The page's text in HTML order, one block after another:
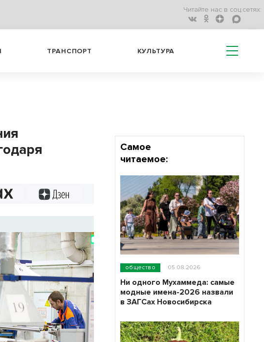
Читайте нас в соц.сетях:
ТРАНСПОРТ КУЛЬТУРА
Самое
читаемое:
общество 05.08.2026
Ни одного Мухаммеда: самые
модные имена-2026 назвали
в ЗАГСах Новосибирска